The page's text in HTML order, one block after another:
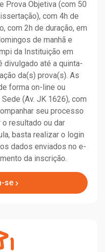
Prova Objetiva (com 50
com 4h de
com 2h de duração, em
de manhã e
da Instituição em
divulgado até a quinta-
da(s) prova(s). As
forma on-line ou
(Av. JK 1626), com
seu processo
resultado ou dar
basta realizar o login
dados enviados no e-
da inscrição.
se